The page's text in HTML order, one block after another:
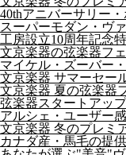
40thアニバーサリー
スーパーモダン・ヴ
工房設立10周年記念
文京楽器の弦楽器フ
マイケル・ズーバー
文京楽器 サマーセー
文京楽器 夏の弦楽器
弦楽器スタートアッ
アルシェ・ユーザー
文京楽器 冬のプレミ
カナダ産・馬毛の提